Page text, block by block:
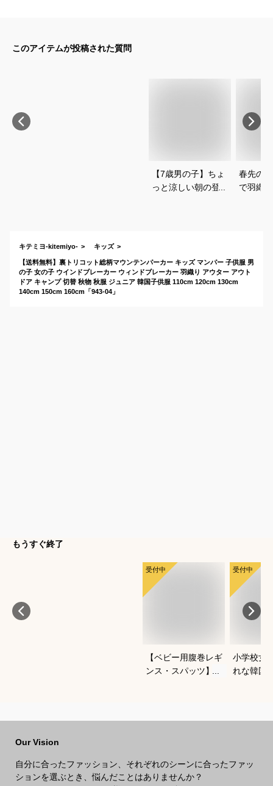
このアイテムが投稿された質問
【7歳男の子】ちょ
っと涼しい朝の登校
春先の
で羽織
キテミヨ-kitemiyo- キッズ
【送料無料】裏トリコット総柄マウンテンパーカー キッズ マンパー 子供服 男
の子 女の子 ウインドブレーカー ウィンドブレーカー 羽織り アウター アウト
ドア キャンプ 切替 秋物 秋服 ジュニア 韓国子供服 110cm 120cm 130cm
140cm 150cm 160cm「943-04」
もうすぐ終了
受付中
【ベビー用腹巻レギ
ンス・スパッツ】よ
受付中
小学校女
れな韓国
Our Vision
自分に合ったファッション、それぞれのシーンに合ったファッ
ションを選ぶとき、悩んだことはありませんか？